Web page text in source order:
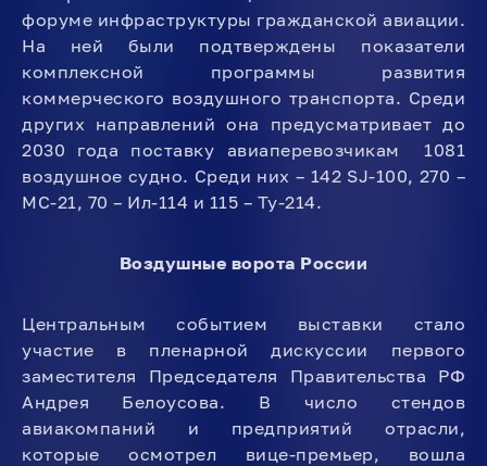
форуме инфраструктуры гражданской авиации.
На ней были подтверждены показатели
комплексной программы развития
коммерческого воздушного транспорта. Среди
других направлений она предусматривает до
2030 года поставку авиаперевозчикам 1081
воздушное судно. Среди них – 142 SJ-100, 270 –
МС-21, 70 – Ил-114 и 115 – Ту-214.
Воздушные ворота России
Центральным событием выставки стало
участие в пленарной дискуссии первого
заместителя Председателя Правительства РФ
Андрея Белоусова. В число стендов
авиакомпаний и предприятий отрасли,
которые осмотрел вице-премьер, вошла